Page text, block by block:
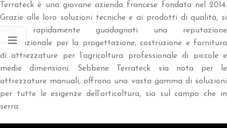
Terrateck è una giovane azienda francese fondata nel 2014.
Grazie alle loro soluzioni tecniche e ai prodotti di qualità, si
sono rapidamente guadagnati una reputazione
internazionale per la progettazione, costruzione e fornitura
di attrezzature per l’agricoltura professionale di piccole e
medie dimensioni. Sebbene Terrateck sia nota per le
attrezzature manuali, offrono una vasta gamma di soluzioni
per tutte le esigenze dell’orticoltura, sia sul campo che in
serra.